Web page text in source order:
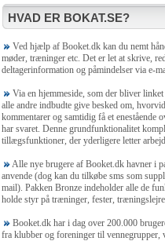
HVAD ER BOKAT.SE?
Ved hjælp af Booket.dk kan du nemt
møder, træninger etc. Det er let at skrive,
deltagerinformation og påmindelser via e-
Via en hjemmeside, som der bliver
alle andre indbudte give besked om,
kommentarer og samtidig få et enestående
har svaret. Denne grundfunktionalitet
tillægsfunktioner, der yderligere letter
Alle nye brugere af Booket.dk havner i
anvende (dog kan du tilkøbe sms som
mail). Pakken Bronze indeholder alle de
holde styr på træninger, fester, træningslejre
Booket.dk har i dag over 200.000
fra klubber og foreninger til vennegrupper,